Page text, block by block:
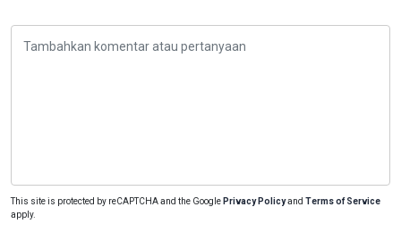
This site is protected by reCAPTCHA and the Google Privacy Policyand Terms of Service
apply.